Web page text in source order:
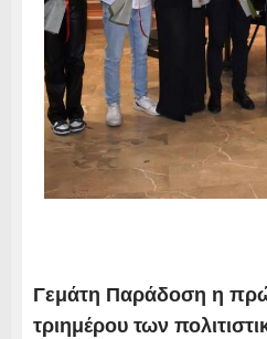
Γεμάτη Παράδοση η
τριημέρου των